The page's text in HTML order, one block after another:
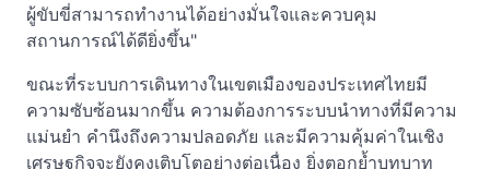
ผู้ขับขี่สามารถทำงานได้อย่างมั่นใจและควบคุม
สถานการณ์ได้ดียิ่งขึ้น"
ขณะที่ระบบการเดินทางในเขตเมืองของประเทศไทยมี
ความซับซ้อนมากขึ้น ความต้องการระบบนำทางที่มีความ
แม่นยำ คำนึงถึงความปลอดภัย และมีความคุ้มค่าในเชิง
เศรษฐกิจจะยังคงเติบโตอย่างต่อเนื่อง ยิ่งตอกย้ำบทบาท